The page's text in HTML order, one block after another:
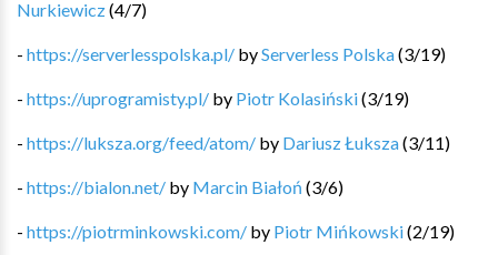
Nurkiewicz(4/7)
- https://serverlesspolska.pl/ byServerless Polska(3/19)
- https://uprogramisty.pl/ by Piotr Kolasiński(3/19)
- https://luksza.org/feed/atom/ by Dariusz Łuksza(3/11)
- https://bialon.net/ by Marcin Białoń (3/6)
- https://piotrminkowski.com/ by Piotr Mińkowski(2/19)